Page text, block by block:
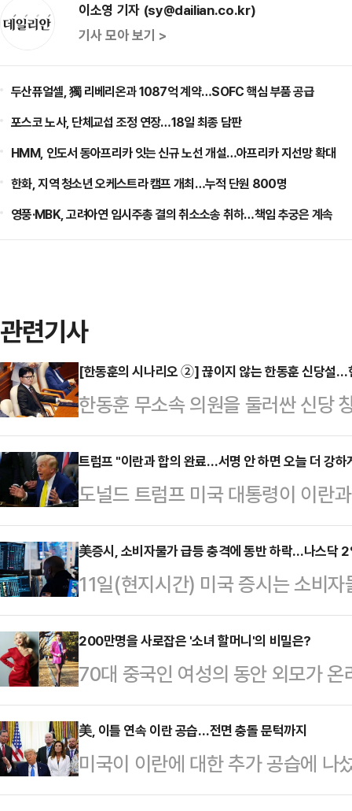
이소영 기자 (sy@dailian.co.kr)
기사 모아 보기 >
두산퓨얼셀, 獨 리베리온과 1087억 계약…SOFC 핵심 부품 공급
포스코 노사, 단체교섭 조정 연장…18일 최종 담판
HMM, 인도서 동아프리카 잇는 신규 노선 개설…아프리카 지선망 확대
한화, 지역 청소년 오케스트라 캠프 개최…누적 단원 800명
영풍·MBK, 고려아연 임시주총 결의 취소소송 취하…책임 추궁은 계속
관련기사
[한동훈의 시나리오 ②] 끊이지 않는 한동훈 신당설…
한동훈 무소속 의원을 둘러싼 신당
부산 북갑 보궐선거에서 당선되며
체급이 커졌지만, 국민의힘 복당 문
서, 독자 노선 가능성이 함께 제기
훈)계, 정치평론가들의 분석을 종
선택지라기보다 복당 교착 상황에
이 우세하다.한 의원은 지난 지방선
시 부산 북갑 보선에서…
트럼프 "이란과 합의 완료…서명 안 하면 오늘 더 강하
도널드 트럼프 미국 대통령이 이란
었다고 밝히면서도 추가 군사행동
다.AP통신에 따르면 트럼프 대통
만나 이란과의 협상과 관련해 "합
면 끝난다"고 말했다. 그는 양측이
이뤘지만 이란이 최종 결정을 미루
박 수위는 낮추지 않았다. 트럼프
했다"며 "오늘은 더 강하…
美증시, 소비자물가 급등 충격에 동반 하락…나스닥
11일(현지시간) 미국 증시는 소비
다.AP통신에 따르면 뉴욕증권거래
스지수는 이날 전 거래일보다
마감했다. 대형주 위주의
7267.08를 기록했고, 기술주 중
(1.98%) 내린 2만 5169.50에 거
연간 CPI 상승률은 4.2%를 기록
200만명을 사로잡은 '소녀 할머니'의 비밀은?
70대 중국인 여성의 동안 외모가
홍콩 사우스차이나모닝포스트
델 잉쯔(74)를 소개했다.중국 상하
(SNS) 팔로워 약 200만명을 보유
리에서 춤을 추거나 다양한 포즈를
美, 이틀 연속 이란 공습…전면 충돌 문턱까지
미국이 이란에 대한 추가 공습에
을 매우 강하게 공격할 것"이라고